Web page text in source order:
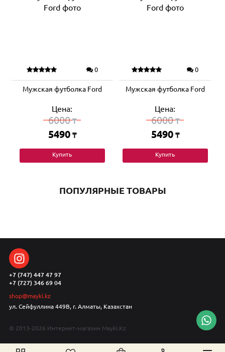
0
Мужская футболка Ford
Цена:
6000₸
5490 ₸
Купить
0
Мужская футболка Ford
Цена:
6000₸
5490 ₸
Купить
ПОПУЛЯРНЫЕ ТОВАРЫ
+7 (747) 447 47 97
+7 (727) 346 69 04
shop@mayki.kz
ул. Сейфуллина 449В, г. Алматы, Казахстан
© 2013-2026 Интернет-магазин Mayki.Kz